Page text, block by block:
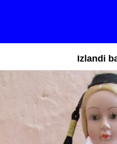
Izlandi